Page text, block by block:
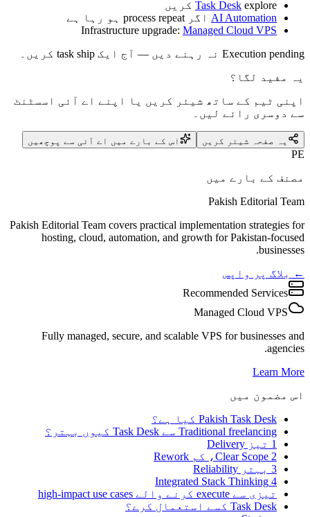
Task Desk explore کریں
AI Automation اگر process repeat ہو رہا ہے
Infrastructure upgrade: Managed Cloud VPS
Execution pending نہ رہنے دیں — آج ایک task ship کریں۔
یہ مفید لگا؟
اپنی ٹیم کے ساتھ شیئر کریں یا اپنے اے آئی اسسٹنٹ
سے دوسری رائے لیں۔
یہ صفحہ شیئر کریں اس کے بارے میں اے آئی سے پوچھیں
PE
مصنف کے بارے میں
Pakish Editorial Team
Pakish Editorial Team covers practical implementation strategies for
hosting, cloud, automation, and growth for Pakistan-focused
businesses.
← بلاگ پر واپس
Recommended Services
Managed Cloud VPS
Fully managed, secure, and scalable VPS for businesses and
agencies.
Learn More
اس مضمون میں
Pakish Task Desk کیا ہے؟
Traditional freelancing سے Task Desk کیوں بہتر؟
1 تیز Delivery
2 Clear Scope، کم Rework
3 بہتر Reliability
4 Integrated Stack Thinking
تیزی سے execute کرنے والے high-impact use cases
Task Desk کسے استعمال کرے؟